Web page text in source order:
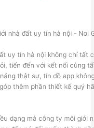
uy tín hà nội không chỉ tất
tiến đến với kết nối cùng
thật sự, tín đồ app
thêm phần thiết kế quý
dạng mà công ty môi giới